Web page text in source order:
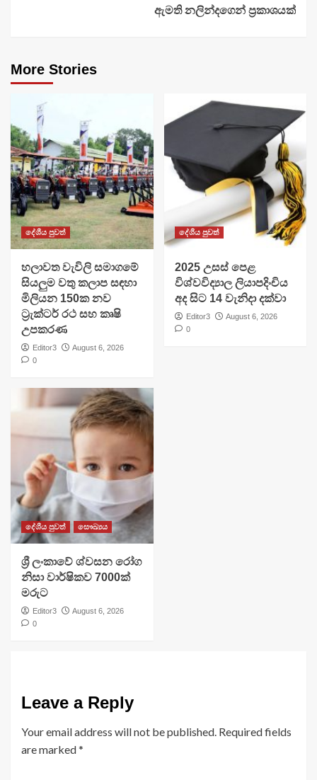
ඇමති නලින්දගෙන් ප්‍රකාශයක්
More Stories
දේශීය පුවත්
හලාවත වැවිලි සමාගමේ
සියලුම වතු කලාප සඳහා
මිලියන 150ක නව
ට්‍රැක්ටර් රථ සහ කෘෂි
උපකරණ
Editor3
August 6, 2026
0
දේශීය පුවත්
​2025 උසස් පෙළ
විශ්වවිද්‍යාල ලියාපදිංචිය
අද සිට 14 වැනිදා දක්වා
Editor3
August 6, 2026
0
දේශීය පුවත් සෞඛ්‍යය
ශ්‍රී ලංකාවේ ශ්වසන රෝග
නිසා වාර්ෂිකව 7000ක්
මරුට
Editor3
August 6, 2026
0
Leave a Reply
Your email address will not be published. Required fields
are marked*